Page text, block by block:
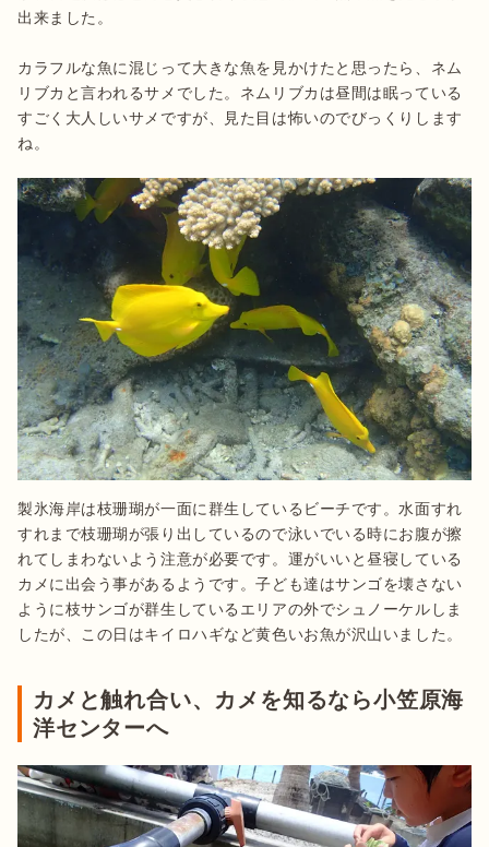
出来ました。
カラフルな魚に混じって大きな魚を見かけたと思ったら、ネム
リブカと言われるサメでした。ネムリブカは昼間は眠っている
すごく大人しいサメですが、見た目は怖いのでびっくりします
ね。
製氷海岸は枝珊瑚が一面に群生しているビーチです。水面すれ
すれまで枝珊瑚が張り出しているので泳いでいる時にお腹が擦
れてしまわないよう注意が必要です。運がいいと昼寝している
カメに出会う事があるようです。子ども達はサンゴを壊さない
ように枝サンゴが群生しているエリアの外でシュノーケルしま
したが、この日はキイロハギなど黄色いお魚が沢山いました。
カメと触れ合い、カメを知るなら小笠原海
洋センターへ